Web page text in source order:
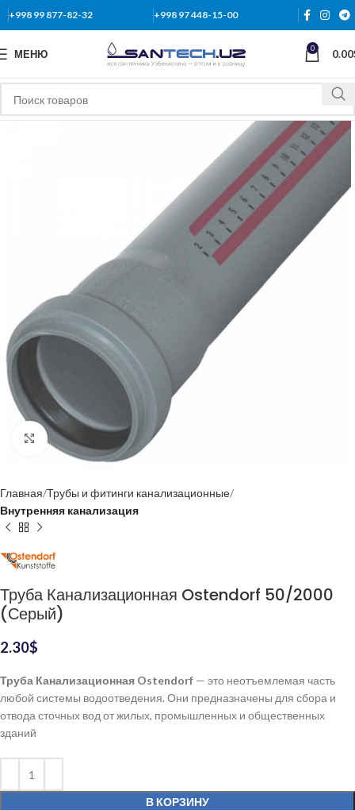
+998 99 877-82-32 +998 97 448-15-00
МЕНЮ 0 0.00
Нажмите, чтобы увеличить
Главная Трубы и фитинги канализационные
Внутренняя канализация
Труба Канализационная Ostendorf 50/2000
(Серый)
2.30$
Труба Канализационная Ostendorf — это неотъемлемая часть
любой системы водоотведения. Они предназначены для сбора и
отвода сточных вод от жилых, промышленных и общественных
зданий
В КОРЗИНУ